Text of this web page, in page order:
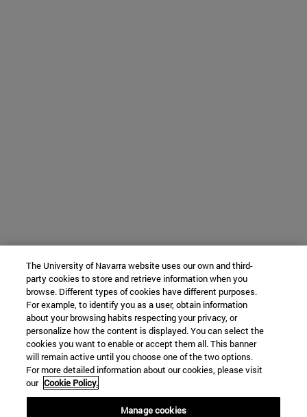
The University of Navarra website uses our own and third-
party cookies to store and retrieve information when you
browse. Different types of cookies have different purposes.
For example, to identify you as a user, obtain information
about your browsing habits respecting your privacy, or
personalize how the content is displayed. You can select the
cookies you want to enable or accept them all. This banner
will remain active until you choose one of the two options.
For more detailed information about our cookies, please visit
our Cookie Policy.
Manage cookies